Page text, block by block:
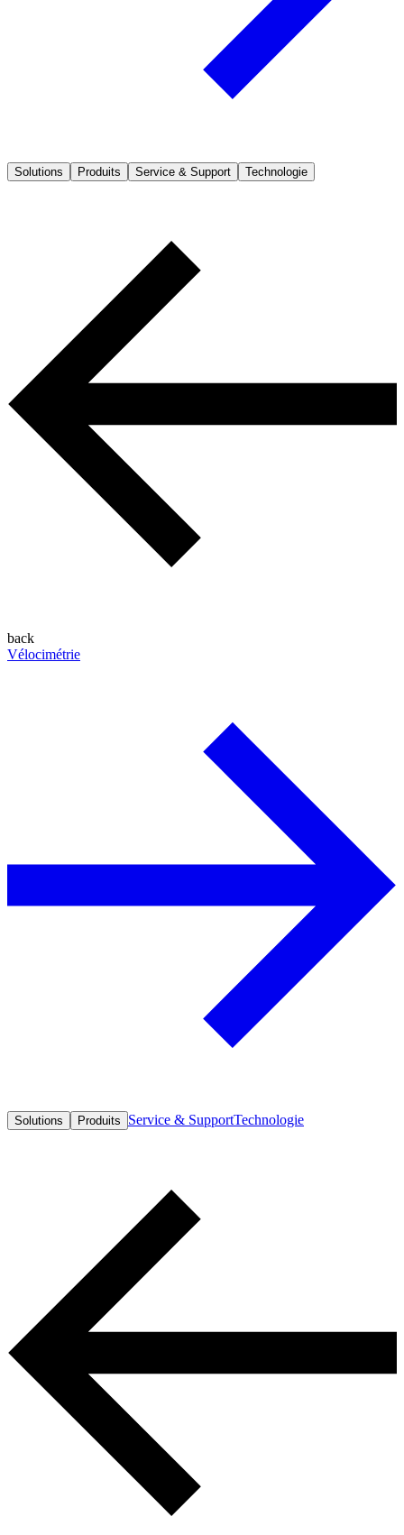
Solutions Produits Service & Support Technologie
back
Vélocimétrie
Solutions Produits Service & SupportTechnologie